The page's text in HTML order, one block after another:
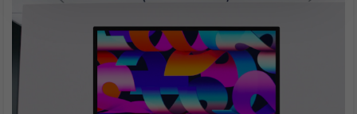
è stata la più grossa novità dell’evento Apple dell’8